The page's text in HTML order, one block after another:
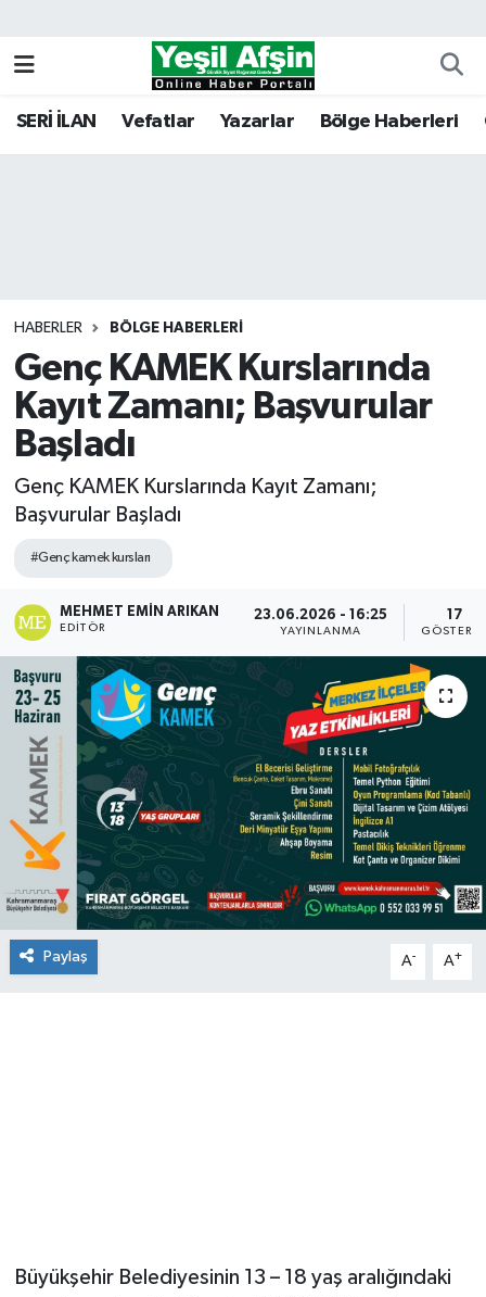
SERİ İLAN Vefatlar Yazarlar Bölge Haberleri
HABERLER BÖLGE HABERLERI
Genç KAMEK Kurslarında
Kayıt Zamanı; Başvurular
Başladı
Genç KAMEK Kurslarında Kayıt Zamanı;
Başvurular Başladı
#Genç kamek kursları
MEHMET EMIN ARIKAN
EDITÖR
23.06.2026 - 16:25
YAYINLANMA
17
GÖSTERIM
Paylaş A- A+
Büyükşehir Belediyesinin 13 – 18 yaş aralığındaki
Kahramanmaraş Nöbetçi Eczaneler
Tüm Manşetler
Son Dakika Haberleri